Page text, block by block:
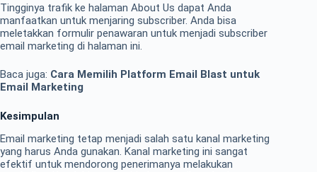
Tingginya trafik ke halaman About Us dapat Anda
manfaatkan untuk menjaring subscriber. Anda bisa
meletakkan formulir penawaran untuk menjadi subscriber
email marketing di halaman ini.
Baca juga: Cara Memilih Platform Email Blast untuk
Email Marketing
Kesimpulan
Email marketing tetap menjadi salah satu kanal marketing
yang harus Anda gunakan. Kanal marketing ini sangat
efektif untuk mendorong penerimanya melakukan